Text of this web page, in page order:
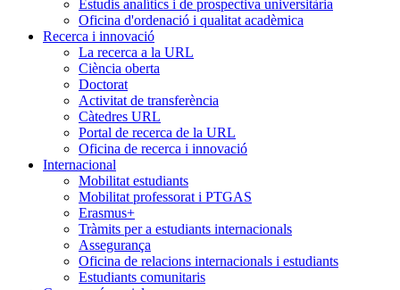
Estudis analítics i de prospectiva universitària
Oficina d'ordenació i qualitat acadèmica
Recerca i innovació
La recerca a la URL
Ciència oberta
Doctorat
Activitat de transferència
Càtedres URL
Portal de recerca de la URL
Oficina de recerca i innovació
Internacional
Mobilitat estudiants
Mobilitat professorat i PTGAS
Erasmus+
Tràmits per a estudiants internacionals
Assegurança
Oficina de relacions internacionals i estudiants
Estudiants comunitaris